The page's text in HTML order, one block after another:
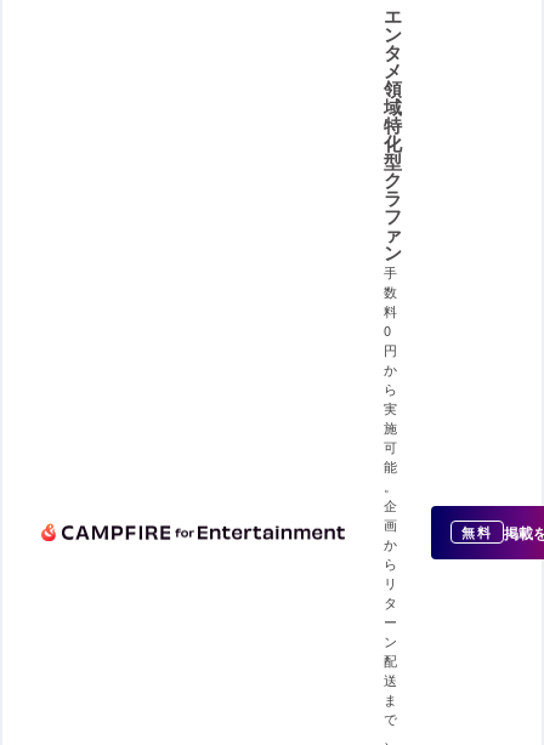
エ
ン
タ
メ
領
域
特
化
型
ク
ラ
フ
ァ
ン
手
数
料
0
円
か
ら
実
施
可
能
企
画
か
ら
リ
タ
ー
ン
配
送
ま
で
無料 掲載